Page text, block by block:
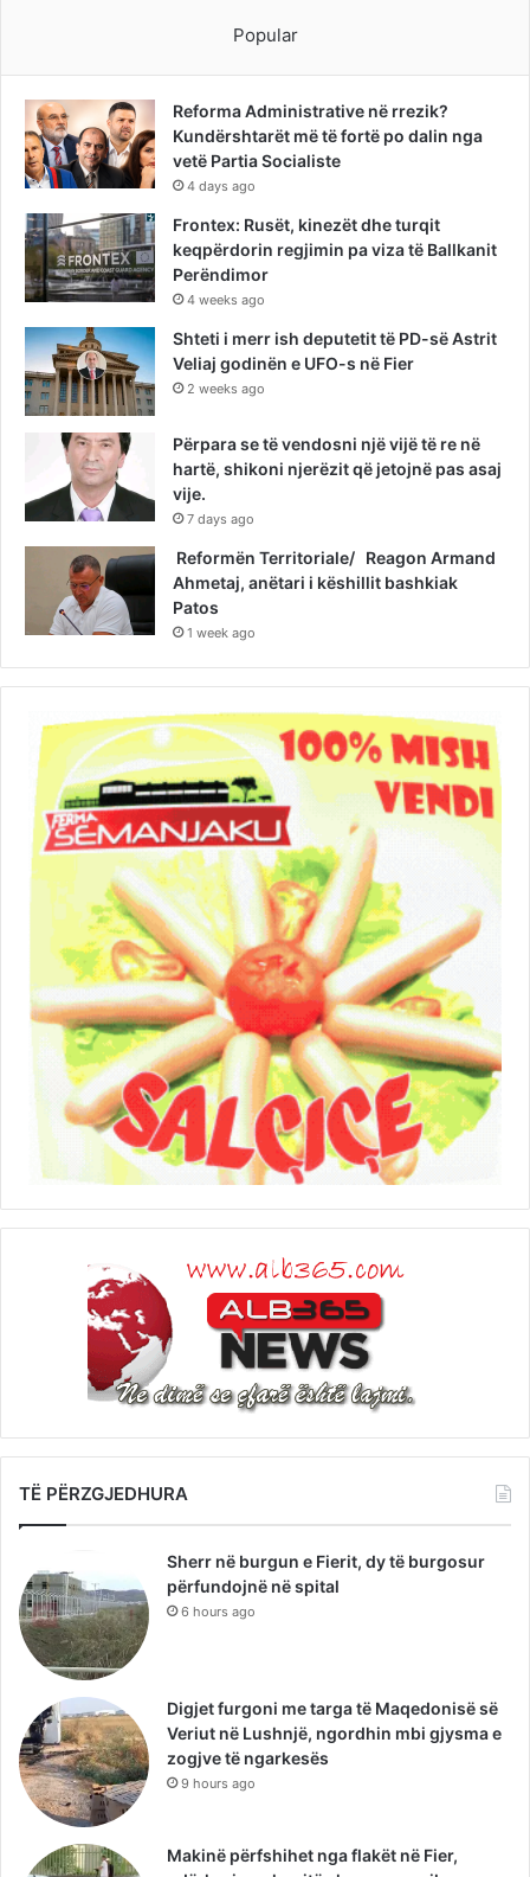
Popular
Reforma Administrative në rrezik?
Kundërshtarët më të fortë po dalin nga
vetë Partia Socialiste
4 days ago
Frontex: Rusët, kinezët dhe turqit
keqpërdorin regjimin pa viza të Ballkanit
Perëndimor
4 weeks ago
Shteti i merr ish deputetit të PD-së Astrit
Veliaj godinën e UFO-s në Fier
2 weeks ago
Përpara se të vendosni një vijë të re në
hartë, shikoni njerëzit që jetojnë pas asaj
vije.
7 days ago
Reformën Territoriale/ Reagon Armand
Ahmetaj, anëtari i këshillit bashkiak
Patos
1 week ago
TË PËRZGJEDHURA
Sherr në burgun e Fierit, dy të burgosur
përfundojnë në spital
6 hours ago
Digjet furgoni me targa të Maqedonisë së
Veriut në Lushnjë, ngordhin mbi gjysma e
zogjve të ngarkesës
9 hours ago
Makinë përfshihet nga flakët në Fier,